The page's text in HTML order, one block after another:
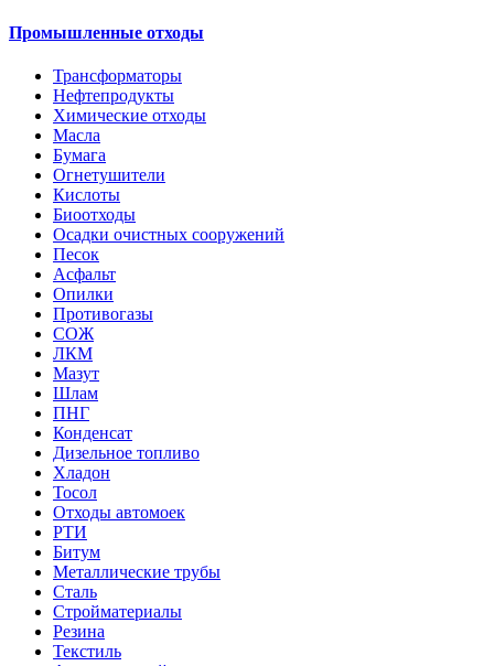
Промышленные отходы
Трансформаторы
Нефтепродукты
Химические отходы
Масла
Бумага
Огнетушители
Кислоты
Биоотходы
Осадки очистных сооружений
Песок
Асфальт
Опилки
Противогазы
СОЖ
ЛКМ
Мазут
Шлам
ПНГ
Конденсат
Дизельное топливо
Хладон
Тосол
Отходы автомоек
РТИ
Битум
Металлические трубы
Сталь
Стройматериалы
Резина
Текстиль